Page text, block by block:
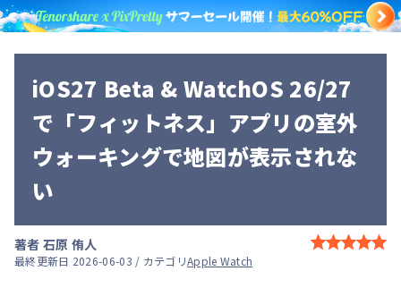
iOS27 Beta & WatchOS 26/27
で「フィットネス」アプリの室外
ウォーキングで地図が表示されな
い
著者 石原 侑人
最終更新日 2026-06-03 / カテゴリApple Watch